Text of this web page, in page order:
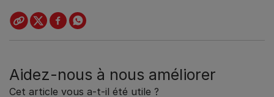
Aidez-nous à nous améliorer
Cet article vous a-t-il été utile ?